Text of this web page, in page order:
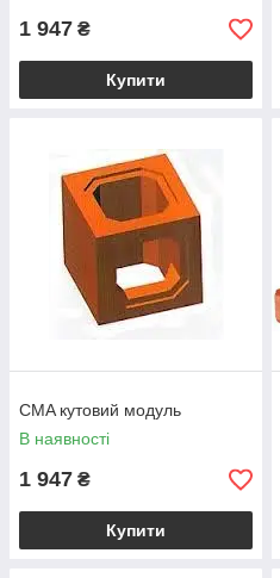
1 947 ₴
Купити
CMA кутовий модуль
В наявності
1 947 ₴
Купити